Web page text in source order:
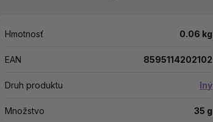
Hmotnosť 0.06 kg
EAN 8595114202102
Druh produktu Iný
Množstvo 35 g